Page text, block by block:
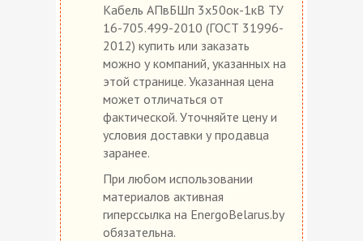
Кабель АПвБШп 3х50ок-1кВ ТУ
16-705.499-2010 (ГОСТ 31996-
2012) купить или заказать
можно у компаний, указанных на
этой странице. Указанная цена
может отличаться от
фактической. Уточняйте цену и
условия доставки у продавца
заранее.
При любом использовании
материалов активная
гиперссылка на EnergoBelarus.by
обязательна.